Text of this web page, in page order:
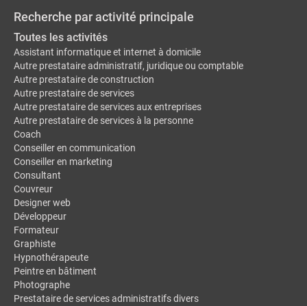
Recherche par activité principale
Toutes les activités
Assistant informatique et internet à domicile
Autre prestataire administratif, juridique ou comptable
Autre prestataire de construction
Autre prestataire de services
Autre prestataire de services aux entreprises
Autre prestataire de services à la personne
Coach
Conseiller en communication
Conseiller en marketing
Consultant
Couvreur
Designer web
Développeur
Formateur
Graphiste
Hypnothérapeute
Peintre en bâtiment
Photographe
Prestataire de services administratifs divers